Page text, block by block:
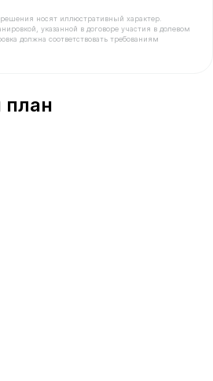
носят иллюстративный характер.
указанной в договоре участия в долевом
должна соответствовать требованиям
план